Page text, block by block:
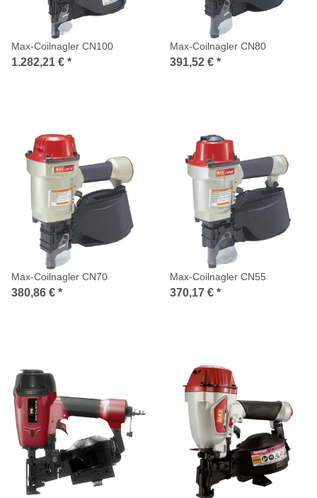
Max-Coilnagler CN100
1.282,21 € *
Max-Coilnagler CN80
391,52 € *
Max-Coilnagler CN70
380,86 € *
Max-Coilnagler CN55
370,17 € *